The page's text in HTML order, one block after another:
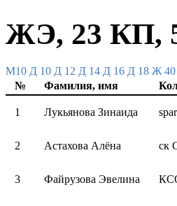
ЖЭ, 23 КП,
M10 Д 10 Д 12 Д 14 Д 16 Д 18 Ж 40
№
Фамилия, имя
1 Лукьянова Зинаида
2 Астахова Алёна ск
3 Файрузова Эвелина